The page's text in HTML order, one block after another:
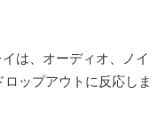
は、オーディオ、ノイ
ップアウトに反応しま